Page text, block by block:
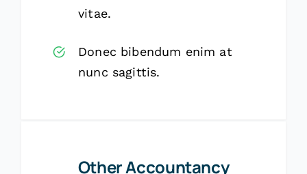
vitae.
Donec bibendum enim at
nunc sagittis.
Other Accountancy